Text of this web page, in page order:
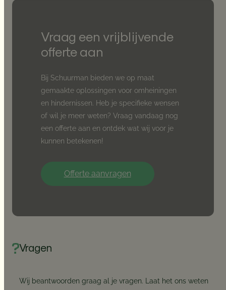
Vraag een vrijblijvende
offerte aan
Bij Schuurman bieden we op maat
gemaakte oplossingen voor omheiningen
en hindernissen. Heb je specifieke wensen
of wil je meer weten? Vraag vandaag nog
een offerte aan en ontdek wat wij voor je
kunnen betekenen!
Offerte aanvragen
Vragen
Wij beantwoorden graag al je vragen. Laat het ons weten